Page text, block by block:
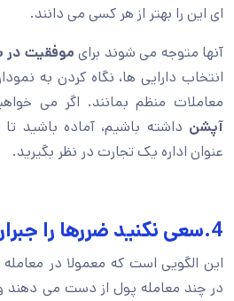
ای این را بهتر از هر کسی می دانند.
آنها متوجه می شوند برای موفقیت در
انتخاب دارایی ها، نگاه کردن به
معاملات منظم بمانند. اگر می
آپشن داشته باشیم، آماده باشید
عنوان اداره یک تجارت در نظر بگیرید.
4.سعی نکنید ضررها را جبران کنید
این الگویی است که معمولا در معامله
در چند معامله پول از دست می دهند